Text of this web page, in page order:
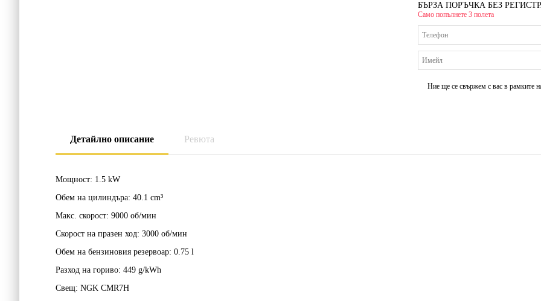
БЪРЗА ПОРЪЧКА БЕЗ
Само попълнете 3 полета
Ние ще се свържем с вас в рамките
Детайлно описание Ревюта
Мощност: 1.5 kW
Обем на цилиндъра: 40.1 cm³
Макс. скорост: 9000 об/мин
Скорост на празен ход: 3000 об/мин
Обем на бензиновия резервоар: 0.75 l
Разход на гориво: 449 g/kWh
Свещ: NGK CMR7H